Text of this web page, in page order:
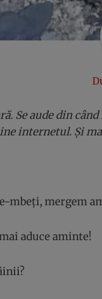
Se aude din
internetul. Și
mbeți, mergem
aduce aminte!